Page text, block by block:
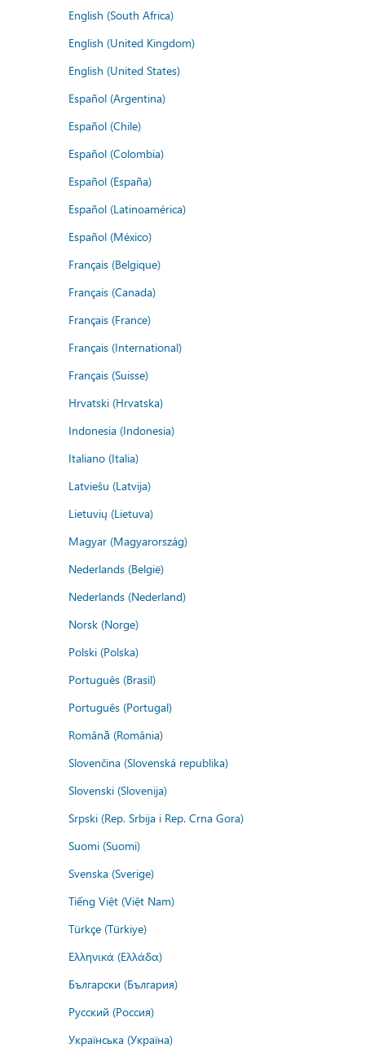
English (South Africa)
English (United Kingdom)
English (United States)
Español (Argentina)
Español (Chile)
Español (Colombia)
Español (España)
Español (Latinoamérica)
Español (México)
Français (Belgique)
Français (Canada)
Français (France)
Français (International)
Français (Suisse)
Hrvatski (Hrvatska)
Indonesia (Indonesia)
Italiano (Italia)
Latviešu (Latvija)
Lietuvių (Lietuva)
Magyar (Magyarország)
Nederlands (België)
Nederlands (Nederland)
Norsk (Norge)
Polski (Polska)
Português (Brasil)
Português (Portugal)
Română (România)
Slovenčina (Slovenská republika)
Slovenski (Slovenija)
Srpski (Rep. Srbija i Rep. Crna Gora)
Suomi (Suomi)
Svenska (Sverige)
Tiếng Việt (Việt Nam)
Türkçe (Türkiye)
Ελληνικά (Ελλάδα)
Български (България)
Русский (Россия)
Українська (Україна)